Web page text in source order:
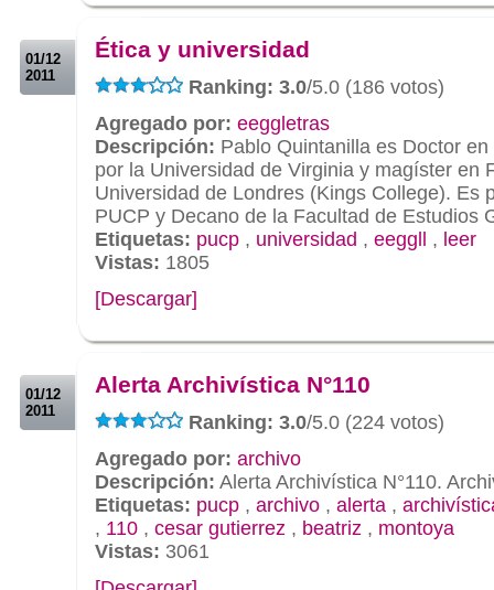
01/12
2011
Ética y universidad
Ranking: 3.0/5.0 (186 votos)
Agregado por: eeggletras
Descripción: Pablo Quintanilla es Doctor
por la Universidad de Virginia y magíster en
Universidad de Londres (Kings College). Es
PUCP y Decano de la Facultad de Estudios
Etiquetas: pucp , universidad , eeggll , leer
Vistas: 1805
[Descargar]
01/12
2011
Alerta Archivística N°110
Ranking: 3.0/5.0 (224 votos)
Agregado por: archivo
Descripción: Alerta Archivística N°110.
Etiquetas: pucp , archivo , alerta ,
, 110 , cesar gutierrez , beatriz , montoya
Vistas: 3061